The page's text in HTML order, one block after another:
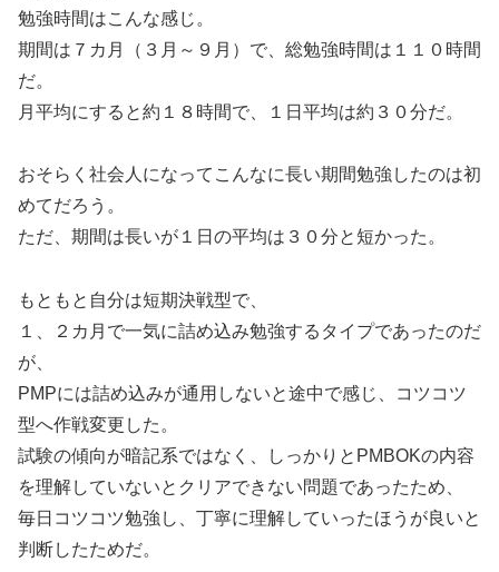
勉強時間はこんな感じ。
期間は７カ月（３月～９月）で、総勉強時間は１１０時間
だ。
月平均にすると約１８時間で、１日平均は約３０分だ。
おそらく社会人になってこんなに長い期間勉強したのは初
めてだろう。
ただ、期間は長いが１日の平均は３０分と短かった。
もともと自分は短期決戦型で、
１、２カ月で一気に詰め込み勉強するタイプであったのだ
が、
PMPには詰め込みが通用しないと途中で感じ、コツコツ
型へ作戦変更した。
試験の傾向が暗記系ではなく、しっかりとPMBOKの内容
を理解していないとクリアできない問題であったため、
毎日コツコツ勉強し、丁寧に理解していったほうが良いと
判断したためだ。